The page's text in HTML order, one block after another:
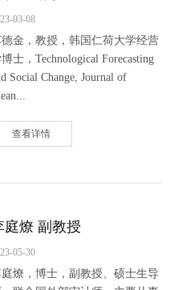
03-08
金，教授，韩国仁荷大学经营
士，Technological Forecasting
Social Change, Journal of
查看详情
庭燎 副教授
05-30
燎，博士，副教授、硕士生导